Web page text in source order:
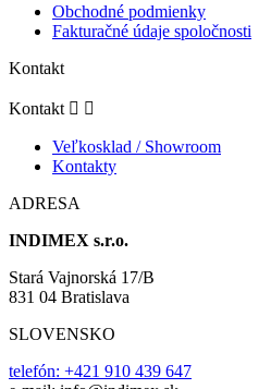
Obchodné podmienky
Fakturačné údaje spoločnosti
Kontakt
Kontakt  
Veľkosklad / Showroom
Kontakty
ADRESA
INDIMEX s.r.o.
Stará Vajnorská 17/B
831 04 Bratislava
SLOVENSKO
telefón: +421 910 439 647